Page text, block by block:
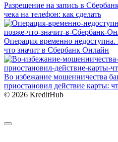
Разрешение на запись в
чека на телефон: как сделать
Операция временно
что значит в Сбербанк Онлайн
Во избежание мошенничества
приостановил действие карты:
© 2026 KreditHub